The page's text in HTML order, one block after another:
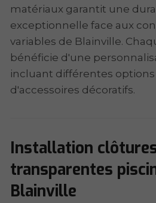
matériaux garantit une
exceptionnelle face aux
variables de Blainville.
bénéficie d'une
incluant différentes
d'accessoires décoratifs.
Installation
transparentes
Blainville